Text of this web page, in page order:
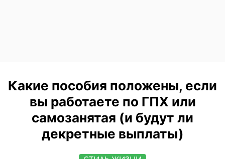
Какие пособия положены, если
вы работаете по ГПХ или
самозанятая (и будут ли
декретные выплаты)